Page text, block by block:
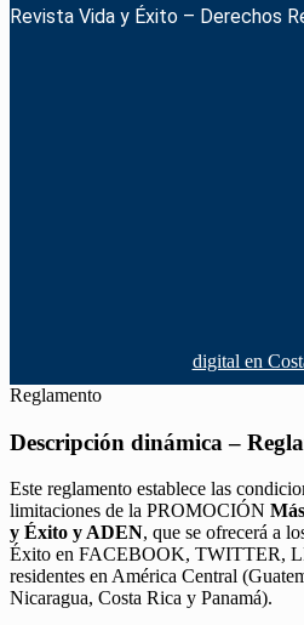
Revista Vida y Éxito – Derechos
digital en
Reglamento
Descripción dinámica –
Este reglamento establece las
limitaciones de la PROMOCIÓN
y Éxito y ADEN, que se ofrecerá a
Éxito en FACEBOOK, TWITTER,
residentes en América Central
Nicaragua, Costa Rica y Panamá).